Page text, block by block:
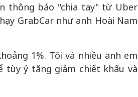
thông báo "chia tay" từ Uber
GrabCar như anh Hoài Nam
1%. Tôi và nhiều anh em
tùy ý tăng giảm chiết khấu và